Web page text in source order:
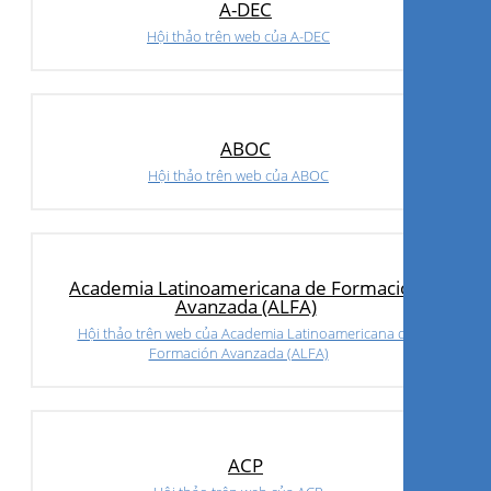
A-DEC
Hội thảo trên web của A-DEC
ABOC
Hội thảo trên web của ABOC
Academia Latinoamericana de Formación
Avanzada (ALFA)
Hội thảo trên web của Academia Latinoamericana de
Formación Avanzada (ALFA)
ACP